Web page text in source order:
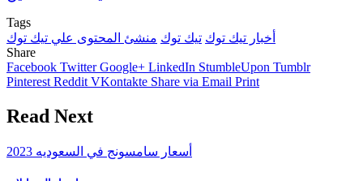
Tags
أخبار تيك توك تيك توك منشئ المحتوى علي تيك توك
Share
Facebook Twitter Google+ LinkedIn StumbleUpon Tumblr
Pinterest Reddit VKontakte Share via Email Print
Read Next
أسعار سامسونج في السعوديه 2023